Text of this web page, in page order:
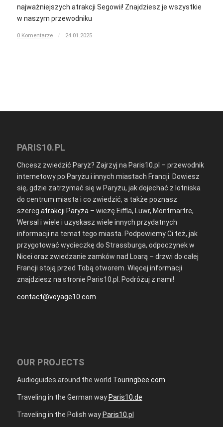
najważniejszych atrakcji Segowii! Znajdziesz je wszystkie
w naszym przewodniku
0 Komentarze / 24.01.2025
PARIS10.PL
Chcesz zwiedzić Paryż? Zajrzyj na Paris10.pl – przewodnik
internetowy po Paryżu i innych miastach Francji. Dowiesz
się, gdzie zatrzymać się w Paryżu, jak dojechać z lotniska
do centrum miasta i co zwiedzić, a także poznasz
szereg atrakcji Paryża – wieżę Eiffla, Luwr, Montmartre,
Wersal i wiele i uzyskasz wiele innych przydatnych
informacji na temat tego miasta. Podpowiemy Ci też, jak
przygotować wycieczkę do Strassburga, odpoczynek w
Nicei oraz zwiedzanie zamków nad Loarą – drzwi do całej
Francji stoją przed Tobą otworem. Więcej informacji
znajdziesz na stronie Paris10.pl. Podróżuj z nami!
contact@voyage10.com
OUR PROJECTS
Audioguides around the world Touringbee.com
Traveling in the German way Paris10.de
Traveling in the Polish way Paris10.pl